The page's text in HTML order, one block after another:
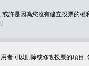
許是因為您沒有建立投票的
者可以刪除或修改投票的項目,